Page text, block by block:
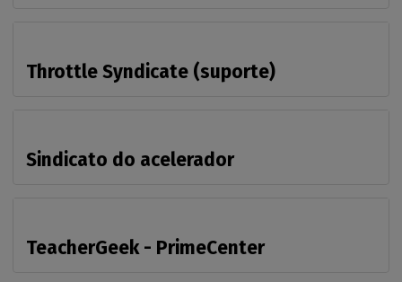
Throttle Syndicate (suporte)
Sindicato do acelerador
TeacherGeek - PrimeCenter